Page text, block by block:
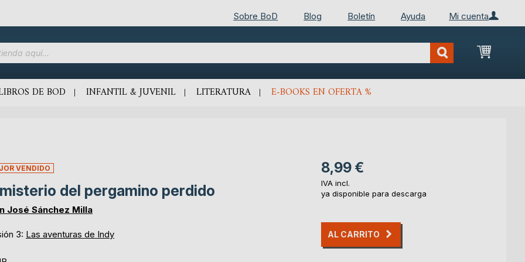
Mi cuenta
Sobre BoD Blog Boletín Ayuda
Mi
DE BOD INFANTIL & JUVENIL LITERATURA E-BOOKS EN OFERTA %
VENDIDO
del pergamino perdido
José Sánchez Milla
3: Las aventuras de Indy
8,99 €
IVA incl.
ya disponible para descarga
AL CARRITO